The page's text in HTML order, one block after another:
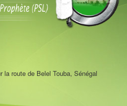
la route de Belel Touba, Sénégal